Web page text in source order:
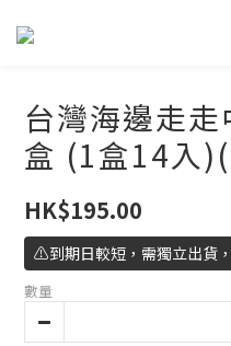
台灣海邊走
盒 (1盒14入
HK$195.00
⚠️到期日較短，需獨立出貨
數量